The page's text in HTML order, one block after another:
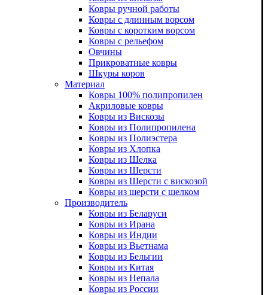
Ковры ручной работы
Ковры с длинным ворсом
Ковры с коротким ворсом
Ковры с рельефом
Овчины
Прикроватные ковры
Шкуры коров
Материал
Ковры 100% полипропилен
Акриловые ковры
Ковры из Вискозы
Ковры из Полипропилена
Ковры из Полиэстера
Ковры из Хлопка
Ковры из Шелка
Ковры из Шерсти
Ковры из Шерсти с вискозой
Ковры из шерсти с шелком
Производитель
Ковры из Беларуси
Ковры из Ирана
Ковры из Индии
Ковры из Вьетнама
Ковры из Бельгии
Ковры из Китая
Ковры из Непала
Ковры из России